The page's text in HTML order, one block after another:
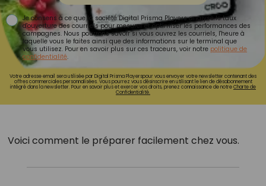
Je consens à ce que la société Digital Prisma Players analyse le taux
d'ouverture des courriels pour mesurer et optimiser les performances des
campagnes. Nous pourrons savoir si vous ouvrez les courriels, l'heure à
laquelle vous le faites ainsi que des informations sur le terminal que
vous utilisez. Pour en savoir plus sur ces traceurs, voir notre politique de
confidentialité.
Votre adresse email sera utilisée par Digital Prisma Playerspour vous envoyer votre newsletter contenant des
offres commerciales personnalisées. Vous pourrez vous désinscrire en utilisant le lien de désabonnement
intégré dans la newsletter. Pour en savoir plus et exercer vos droits, prenez connaissance de notreCharte de
Confidentialité.
Voici comment le préparer facilement chez vous.